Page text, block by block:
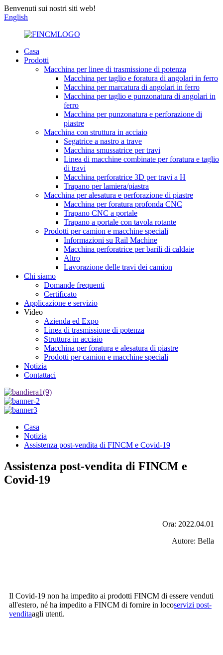
Benvenuti sui nostri siti web!
English
Casa
Prodotti
Macchina per linee di trasmissione di potenza
Macchina per taglio e foratura di angolari in ferro
Macchina per marcatura di angolari in ferro
Macchina per taglio e punzonatura di angolari in
ferro
Macchina per punzonatura e perforazione di
piastre
Macchina con struttura in acciaio
Segatrice a nastro a trave
Macchina smussatrice per travi
Linea di macchine combinate per foratura e taglio
di travi
Macchina perforatrice 3D per travi a H
Trapano per lamiera/piastra
Macchina per alesatura e perforazione di piastre
Macchina per foratura profonda CNC
Trapano CNC a portale
Trapano a portale con tavola rotante
Prodotti per camion e macchine speciali
Informazioni su Rail Machine
Macchina perforatrice per barili di caldaie
Altro
Lavorazione delle travi dei camion
Chi siamo
Domande frequenti
Certificato
Applicazione e servizio
Video
Azienda ed Expo
Linea di trasmissione di potenza
Struttura in acciaio
Macchina per foratura e alesatura di piastre
Prodotti per camion e macchine speciali
Notizia
Contattaci
Casa
Notizia
Assistenza post-vendita di FINCM e Covid-19
Assistenza post-vendita di FINCM e
Covid-19
Ora: 2022.04.01
Autore: Bella
Il Covid-19 non ha impedito ai prodotti FINCM di essere venduti
all'estero, né ha impedito a FINCM di fornire in locoservizi post-
venditaagli utenti.